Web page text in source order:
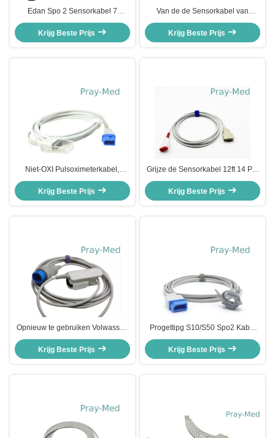
Edan Spo 2 Sensorkabel 7
Speldd Gevormde Mannelijke
Schakelaar Huntsman TPU 5040
Krijg Beste Prijs
Van de de Sensorkabel van
Oximeter de Volwassen Spo2 van
de Comenimpuls Omslag van de
de Pasgeborenespo2 Sensor
Krijg Beste Prijs
Niet-OXI Pulsoximeterkabel,
Spacelabs Ultraview Spo2 Sensor
Kabel
Krijg Beste Prijs
Grijze de Sensorkabel 12ft 14 Pin
Connector 4081 van TPU Spo2
Krijg Beste Prijs
Opnieuw te gebruiken Volwassen
Spo2-de Sensorkabel van
Sensorbiocare 10pin Spo2
Compatibel voor IM8 IM10 IM12
Krijg Beste Prijs
Progettipg S10/S50 Spo2 Kabel
van de de Zuurstofsensor van de
Sensorkabel 3m/10ft
Krijg Beste Prijs